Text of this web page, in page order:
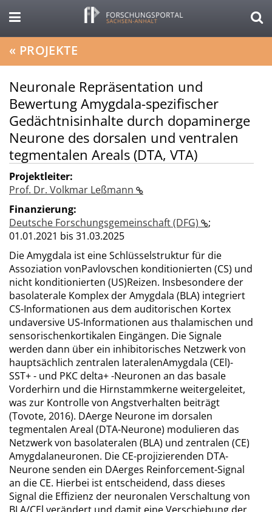
« PROJEKTE
Neuronale Repräsentation und
Bewertung Amygdala-spezifischer
Gedächtnisinhalte durch dopaminerge
Neurone des dorsalen und ventralen
tegmentalen Areals (DTA, VTA)
Projektleiter:
Prof. Dr. Volkmar Leßmann
Finanzierung:
Deutsche Forschungsgemeinschaft (DFG)
;
01.01.2021 bis 31.03.2025
Die Amygdala ist eine Schlüsselstruktur für die
Assoziation vonPavlovschen konditionierten (CS) und
nicht konditionierten (US)Reizen. Insbesondere der
basolaterale Komplex der Amygdala (BLA) integriert
CS-Informationen aus dem auditorischen Kortex
undaversive US-Informationen aus thalamischen und
sensorischenkortikalen Eingängen. Die Signale
werden dann über ein inhibitorisches Netzwerk von
hauptsächlich zentralen lateralenAmygdala (CEl)-
SST+ - und PKC delta+ -Neuronen an das basale
Vorderhirn und die Hirnstammkerne weitergeleitet,
was zur Kontrolle von Angstverhalten beiträgt
(Tovote, 2016). DAerge Neurone im dorsalen
tegmentalen Areal (DTA-Neurone) modulieren das
Netzwerk von basolateralen (BLA) und zentralen (CE)
Amygdalaneuronen. Die CE-projizierenden DTA-
Neurone senden ein DAerges Reinforcement-Signal
an die CE. Hierbei ist entscheidend, dass dieses
Signal die Effizienz der neuronalen Verschaltung von